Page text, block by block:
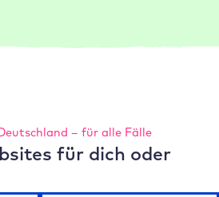
– für alle Fälle
für dich oder